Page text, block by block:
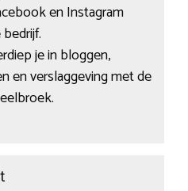
en Instagram
je in bloggen,
en verslaggeving met de